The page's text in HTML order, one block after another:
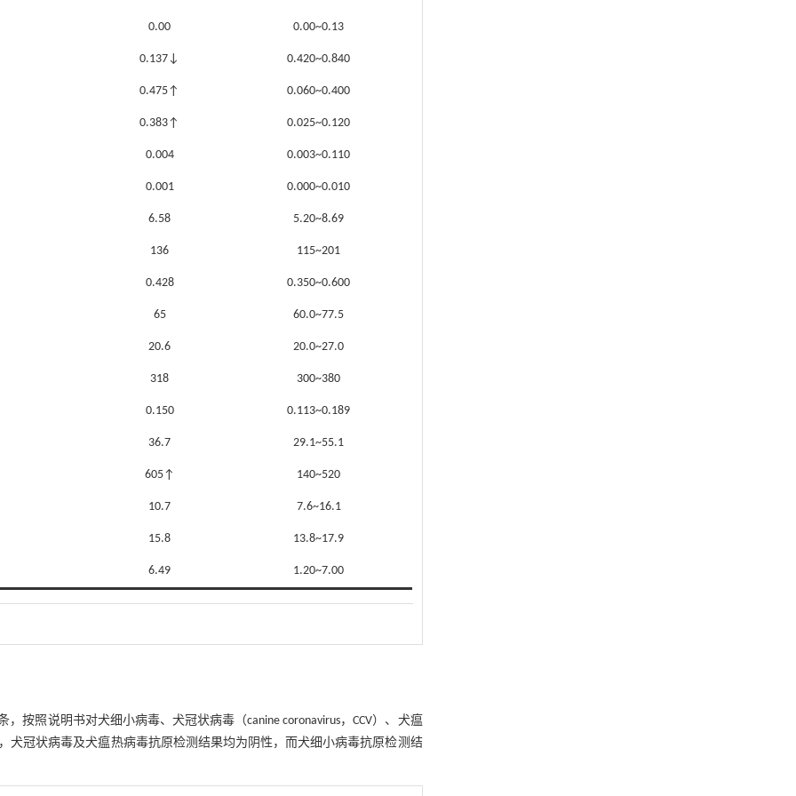
0.00 0.00~0.13
0.137↓ 0.420~0.840
0.475↑ 0.060~0.400
0.383↑ 0.025~0.120
0.004 0.003~0.110
0.001 0.000~0.010
6.58 5.20~8.69
136 115~201
0.428 0.350~0.600
65 60.0~77.5
20.6 20.0~27.0
318 300~380
0.150 0.113~0.189
36.7 29.1~55.1
605↑ 140~520
10.7 7.6~16.1
15.8 13.8~17.9
6.49 1.20~7.00
按照说明书对犬细小病毒、犬冠状病毒（canine coronavirus，CCV）、犬瘟
犬冠状病毒及犬瘟热病毒抗原检测结果均为阴性，而犬细小病毒抗原检测结